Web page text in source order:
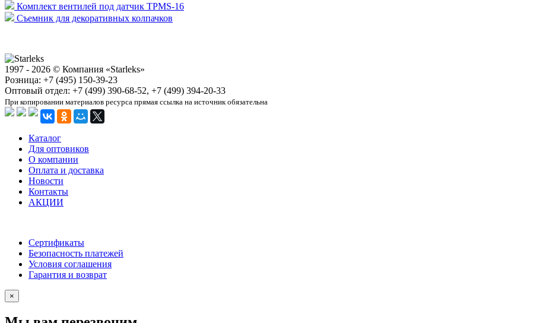
Комплект вентилей под датчик TPMS-16
Съемник для декоративных колпачков
1997 - 2026 © Компания «Starleks»
Розница: +7 (495) 150-39-23
Оптовый отдел: +7 (499) 390-68-52, +7 (499) 394-20-33
При копировании материалов ресурса прямая ссылка на источник обязательна
Каталог
Для оптовиков
О компании
Оплата и доставка
Новости
Контакты
АКЦИИ
Сертификаты
Безопасность платежей
Условия соглашения
Гарантия и возврат
×